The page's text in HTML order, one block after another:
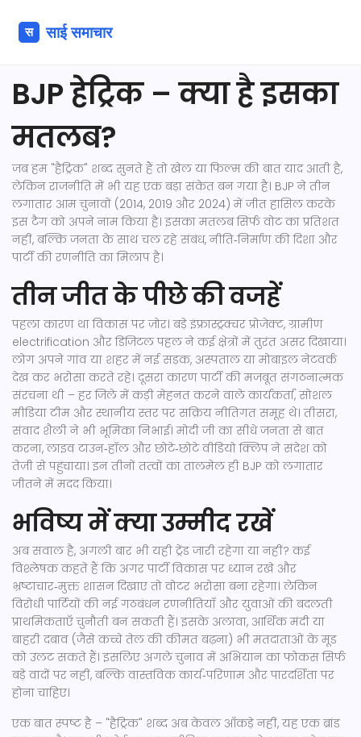
BJP हेट्रिक – क्या है इसका
मतलब?
जब हम "हैट्रिक" शब्द सुनते हैं तो खेल या फिल्म की बात याद आती है,
लेकिन राजनीति में भी यह एक बड़ा संकेत बन गया है। BJP ने तीन
लगातार आम चुनावों (2014, 2019 और 2024) में जीत हासिल करके
इस टैग को अपने नाम किया है। इसका मतलब सिर्फ वोट का प्रतिशत
नहीं, बल्कि जनता के साथ चल रहे संबंध, नीति‑निर्माण की दिशा और
पार्टी की रणनीति का मिलाप है।
तीन जीत के पीछे की वजहें
पहला कारण था विकास पर ज़ोर। बड़े इंफ्रास्ट्रक्चर प्रोजेक्ट, ग्रामीण
electrification और डिजिटल पहल ने कई क्षेत्रों में तुरंत असर दिखाया।
लोग अपने गांव या शहर में नई सड़क, अस्पताल या मोबाइल नेटवर्क
देख कर भरोसा करते रहे। दूसरा कारण पार्टी की मजबूत संगठनात्मक
संरचना थी – हर जिले में कड़ी मेहनत करने वाले कार्यकर्ता, सोशल
मीडिया टीम और स्थानीय स्तर पर सक्रिय नीतिगत समूह थे। तीसरा,
संवाद शैली ने भी भूमिका निभाई। मोदी जी का सीधे जनता से बात
करना, लाइव टाउन‑हॉल और छोटे‑छोटे वीडियो क्लिप ने संदेश को
तेज़ी से पहुंचाया। इन तीनों तत्वों का तालमेल ही BJP को लगातार
जीतने में मदद किया।
भविष्य में क्या उम्मीद रखें
अब सवाल है, अगली बार भी यही ट्रेंड जारी रहेगा या नहीं? कई
विश्लेषक कहते हैं कि अगर पार्टी विकास पर ध्यान रखे और
भ्रष्टाचार‑मुक्त शासन दिखाए तो वोटर भरोसा बना रहेगा। लेकिन
विरोधी पार्टियों की नई गठबंधन रणनीतियाँ और युवाओं की बदलती
प्राथमिकताएँ चुनौती बन सकती हैं। इसके अलावा, आर्थिक मंदी या
बाहरी दबाव (जैसे कच्चे तेल की कीमत बढ़ना) भी मतदाताओं के मूड
को उलट सकते हैं। इसलिए अगले चुनाव में अभियान का फोकस सिर्फ
बड़े वादों पर नहीं, बल्कि वास्तविक कार्य‑परिणाम और पारदर्शिता पर
होना चाहिए।
एक बात स्पष्ट है – "हैट्रिक" शब्द अब केवल आँकड़े नहीं, यह एक ब्रांड